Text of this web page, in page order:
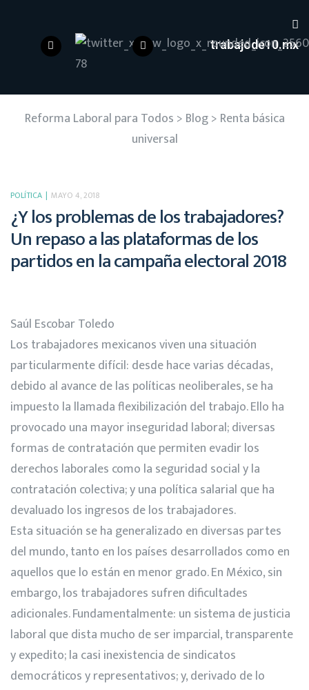
trabajode10.mx
Reforma Laboral para Todos > Blog> Renta básica
universal
POLÍTICA MAYO 4, 2018
¿Y los problemas de los trabajadores?
Un repaso a las plataformas de los
partidos en la campaña electoral 2018
Saúl Escobar Toledo
Los trabajadores mexicanos viven una situación
particularmente difícil: desde hace varias décadas,
debido al avance de las políticas neoliberales, se ha
impuesto la llamada flexibilización del trabajo. Ello ha
provocado una mayor inseguridad laboral; diversas
formas de contratación que permiten evadir los
derechos laborales como la seguridad social y la
contratación colectiva; y una política salarial que ha
devaluado los ingresos de los trabajadores.
Esta situación se ha generalizado en diversas partes
del mundo, tanto en los países desarrollados como en
aquellos que lo están en menor grado. En México, sin
embargo, los trabajadores sufren dificultades
adicionales. Fundamentalmente: un sistema de justicia
laboral que dista mucho de ser imparcial, transparente
y expedito; la casi inexistencia de sindicatos
democráticos y representativos; y, derivado de lo